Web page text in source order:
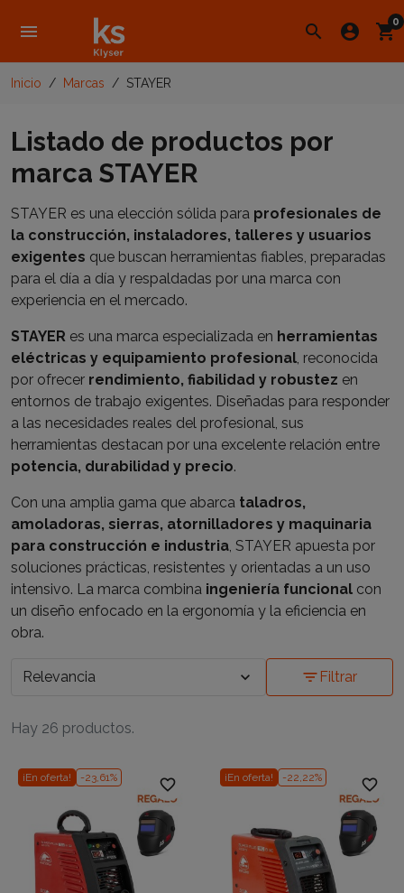
search
menu account_circle shopping_cart0
Inicio Marcas STAYER
Listado de productos por
marca STAYER
STAYER es una elección sólida para profesionales de
la construcción, instaladores, talleres y usuarios
exigentes que buscan herramientas fiables, preparadas
para el día a día y respaldadas por una marca con
experiencia en el mercado.
STAYER es una marca especializada en herramientas
eléctricas y equipamiento profesional, reconocida
por ofrecer rendimiento, fiabilidad y robustez en
entornos de trabajo exigentes. Diseñadas para responder
a las necesidades reales del profesional, sus
herramientas destacan por una excelente relación entre
potencia, durabilidad y precio.
Con una amplia gama que abarca taladros,
amoladoras, sierras, atornilladores y maquinaria
para construcción e industria, STAYER apuesta por
soluciones prácticas, resistentes y orientadas a un uso
intensivo. La marca combina ingeniería funcional con
un diseño enfocado en la ergonomía y la eficiencia en
obra.
Hay 26 productos.
Relevancia expand_more filter_list Filtrar
¡En oferta! -23,61% favorite_border ¡En oferta! -22,22% favorite_border